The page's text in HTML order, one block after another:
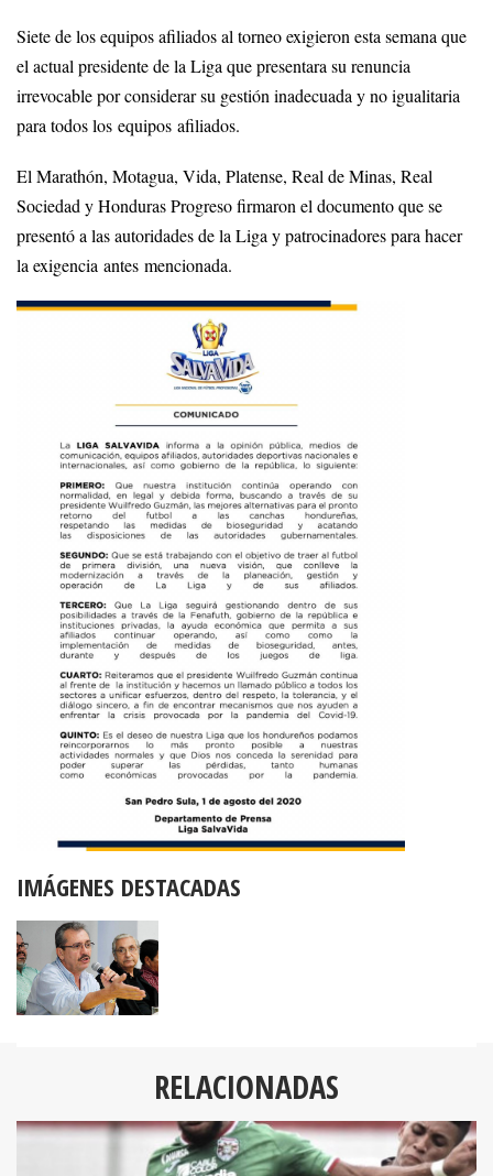
Siete de los equipos afiliados al torneo exigieron esta semana que
el actual presidente de la Liga que presentara su renuncia
irrevocable por considerar su gestión inadecuada y no igualitaria
para todos los equipos afiliados.
El Marathón, Motagua, Vida, Platense, Real de Minas, Real
Sociedad y Honduras Progreso firmaron el documento que se
presentó a las autoridades de la Liga y patrocinadores para hacer
la exigencia antes mencionada.
IMÁGENES DESTACADAS
RELACIONADAS